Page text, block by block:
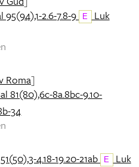
95(94),1-2.6-7.8-9 E
Luk
Roma]
81(80),6c-8a.8bc-9.10-
34
4.18-19.20-21ab E
Luk